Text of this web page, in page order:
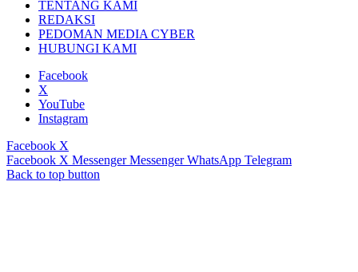
TENTANG KAMI
REDAKSI
PEDOMAN MEDIA CYBER
HUBUNGI KAMI
Facebook
X
YouTube
Instagram
Facebook X
Facebook X Messenger Messenger WhatsApp Telegram
Back to top button